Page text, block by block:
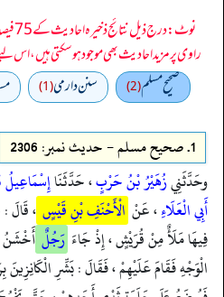
نوٹ:
راوی پر مزید احادیث بھی موجود ہو سکتی ہیں، اس
صحيح مسلم(2) سنن دارمي(1)
1. صحيح مسلم - حدیث نمبر: 2306
وحَدَّثَنِيزُهَيْرُ بْنُ حَرْبٍ، حَدَّثَنَاإِسْمَاعِيلُ
أَبِي الْعَلَاءِ، عَنْ الْأَحْنَفِ بْنِ قَيْسٍ ، قَالَ
فِيهَا مَلَأٌ مِنْ قُرَيْشٍ ، إِذْ جَاءَ رَجُلٌ أَخْشَنُ
الْوَجْهِ فَقَامَ عَلَيْهِمْ ، فَقَالَ : بَشِّرِ